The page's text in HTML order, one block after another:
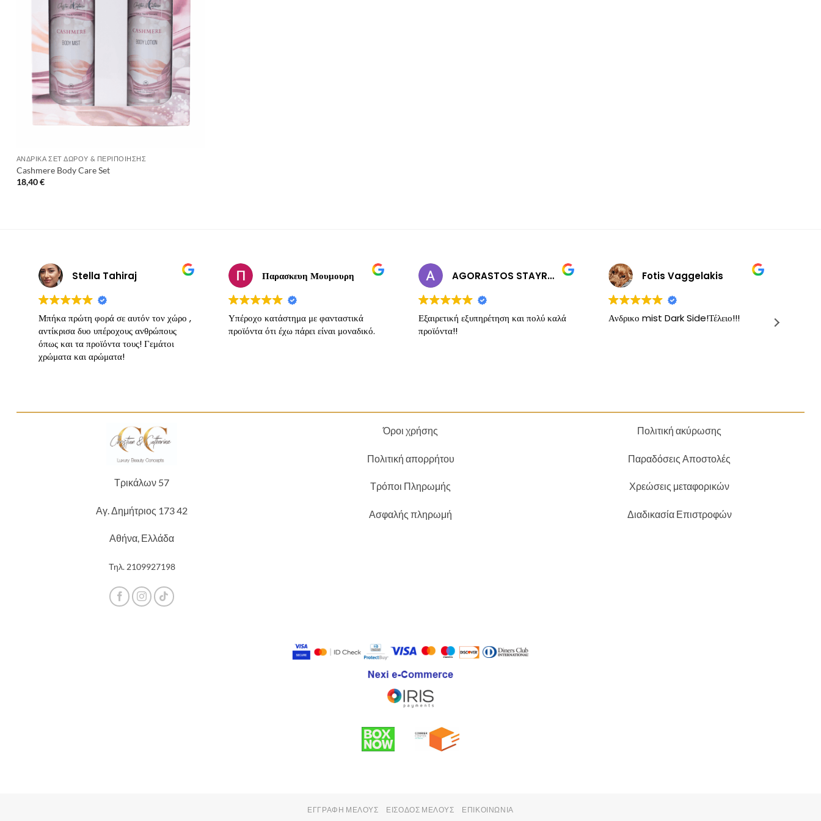
ΑΝΔΡΙΚΆ ΣΕΤ ΔΏΡΟΥ & ΠΕΡΙΠΟΊΗΣΗΣ
Cashmere Body Care Set
18,40€
Stella Tahiraj
Μπήκα πρώτη φορά σε αυτόν τον χώρο ,
αντίκρισα δυο υπέροχους ανθρώπους
όπως και τα προϊόντα τους! Γεμάτοι
χρώματα και αρώματα!
Παρασκευη Μουμουρη
Υπέροχο κατάστημα με φανταστικά
προϊόντα ότι έχω πάρει είναι μοναδικό.
AGORASTOS STAYROS
Εξαιρετική εξυπηρέτηση και πολύ καλά
προϊόντα!!
Fotis Vaggelakis
Ανδρικο mist Dark Side!Τέλειο!!!
Τρικάλων 57
Αγ. Δημήτριος 173 42
Αθήνα, Ελλάδα
Τηλ. 2109927198
Όροι χρήσης
Πολιτική απορρήτου
Τρόποι Πληρωμής
Ασφαλής πληρωμή
Πολιτική ακύρωσης
Παραδόσεις Αποστολές
Χρεώσεις μεταφορικών
Διαδικασία Επιστροφών
ΕΓΓΡΑΦΉ ΜΈΛΟΥΣ ΕΊΣΟΔΟΣ ΜΈΛΟΥΣ ΕΠΙΚΟΙΝΩΝΊΑ